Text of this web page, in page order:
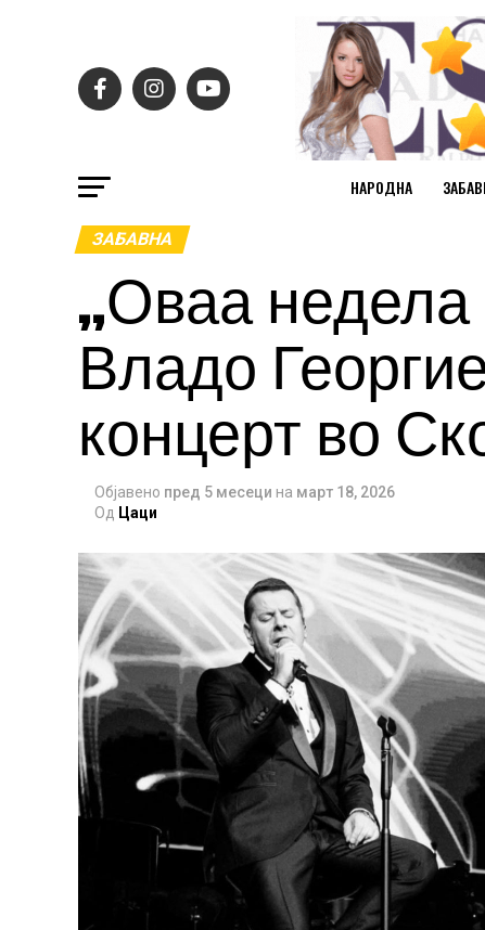
НАРОДНА
ЗАБАВНА
„Оваа
Владо
концерт во
Објавено пред 5 месеци на март 18, 2026
Од Цаци